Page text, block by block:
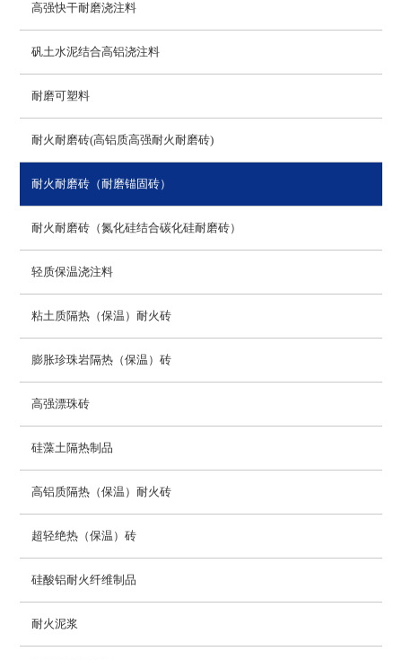
高强快干耐磨浇注料
矾土水泥结合高铝浇注料
耐磨可塑料
耐火耐磨砖(高铝质高强耐火耐磨砖)
耐火耐磨砖（耐磨锚固砖）
耐火耐磨砖（氮化硅结合碳化硅耐磨砖）
轻质保温浇注料
粘土质隔热（保温）耐火砖
膨胀珍珠岩隔热（保温）砖
高强漂珠砖
硅藻土隔热制品
高铝质隔热（保温）耐火砖
超轻绝热（保温）砖
硅酸铝耐火纤维制品
耐火泥浆